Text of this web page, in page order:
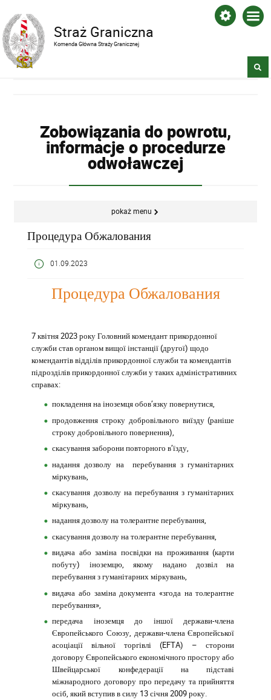
Straż Graniczna
Komenda Główna Straży Granicznej
Zobowiązania do powrotu,
informacje o procedurze
odwoławczej
pokaż menu
Процедура Обжалования
01.09.2023
Процедура Обжалования
7 квітня 2023 рокуГоловний комендант прикордонної
службиставорганом вищої інстанції (другої) щодо
комендантів відділів прикордонної служби та комендантів
підрозділів прикордонної служби у таких адміністративних
справах:
покладення на іноземця обов’язку повернутися,
продовження строку добровільного виїзду (раніше
строку добровільного повернення),
скасування заборони повторного в’їзду,
надання дозволу на перебування з гуманітарних
міркувань,
скасування дозволу на перебування з гуманітарних
міркувань,
надання дозволу на толерантне перебування,
скасування дозволу на толерантне перебування,
видача або заміна посвідки на проживання (карти
побуту) іноземцю, якому надано дозвіл на
перебування з гуманітарних міркувань,
видача або заміна документа «згода на толерантне
перебування»,
передача іноземця до іншої держави-члена
Європейського Союзу, держави-члена Європейської
асоціації вільної торгівлі (EFTA) – сторони
договору Європейського економічного простору або
Швейцарської конфедерації на підставі
міжнародного договору про передачу та прийняття
осіб, який вступив в силу 13 січня 2009 року.